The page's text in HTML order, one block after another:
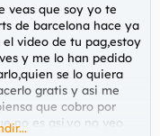
veas que soy yo te
de barcelona hace ya
video de tu pag,estoy
y me lo han pedido
se lo quiera
gratis y asi me
que cobro por
no es asi,yo no veo